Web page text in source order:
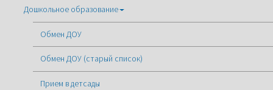
Дошкольное образование
Обмен ДОУ
Обмен ДОУ (старый список)
Прием в детсады